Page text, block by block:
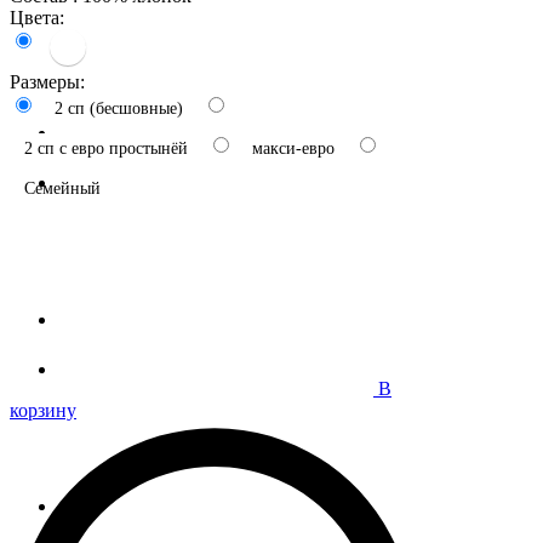
Цвета:
Размеры:
2 сп (бесшовные)
2 сп с евро простынёй макси-евро
Семейный
В
корзину